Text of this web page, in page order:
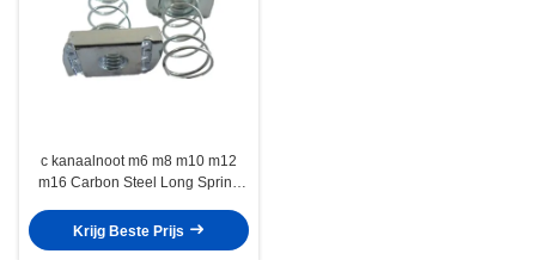
c kanaalnoot m6 m8 m10 m12
m16 Carbon Steel Long Spring
Krijg Beste Prijs